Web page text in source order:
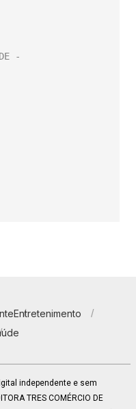
Entretenimento
independente e sem
TRES COMÉRCIO DE